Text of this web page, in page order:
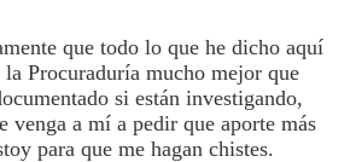
que todo lo que he dicho aquí
Procuraduría mucho mejor que
si están investigando,
venga a mí a pedir que aporte más
para que me hagan chistes.